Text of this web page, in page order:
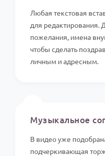
Любая текстовая
для редактирования.
пожелания, имена
чтобы сделать
личным и адресным.
Музыкальное
В видео уже
подчеркивающая